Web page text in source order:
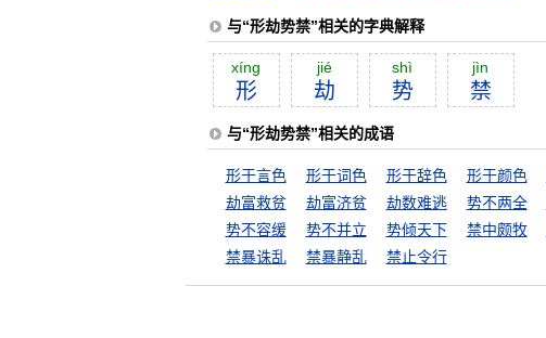
与“形劫势禁”相关的字典解释
xíng
形
jié
劫
shì
势
jìn
禁
与“形劫势禁”相关的成语
形于言色 形于词色 形于辞色 形于颜色
劫富救贫
劫富济贫 劫数难逃 势不两全
势不容缓
势不并立 势倾天下 禁中颇牧
禁暴诛乱
禁暴静乱 禁止令行